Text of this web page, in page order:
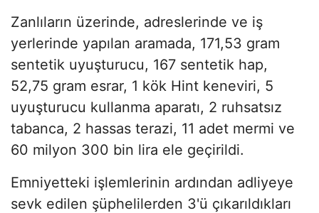
Zanlıların üzerinde, adreslerinde ve iş
yerlerinde yapılan aramada, 171,53 gram
sentetik uyuşturucu, 167 sentetik hap,
52,75 gram esrar, 1 kök Hint keneviri, 5
uyuşturucu kullanma aparatı, 2 ruhsatsız
tabanca, 2 hassas terazi, 11 adet mermi ve
60 milyon 300 bin lira ele geçirildi.
Emniyetteki işlemlerinin ardından adliyeye
sevk edilen şüphelilerden 3'ü çıkarıldıkları